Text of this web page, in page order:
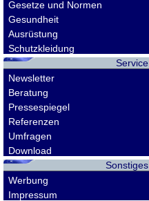
Gesetze und Normen
Gesundheit
Ausrüstung
Schutzkleidung
Service
Newsletter
Beratung
Pressespiegel
Referenzen
Umfragen
Download
Sonstiges
Werbung
Impressum